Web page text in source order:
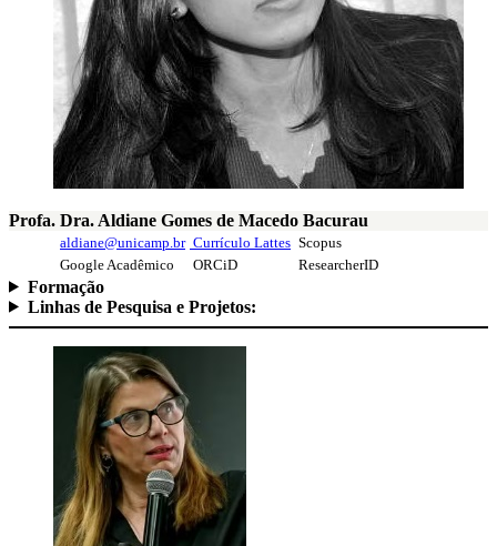
Profa. Dra. Aldiane Gomes de Macedo Bacurau
aldiane@unicamp.br Currículo Lattes Scopus
Google Acadêmico
ORCiD ResearcherID
Formação
Linhas de Pesquisa e Projetos: